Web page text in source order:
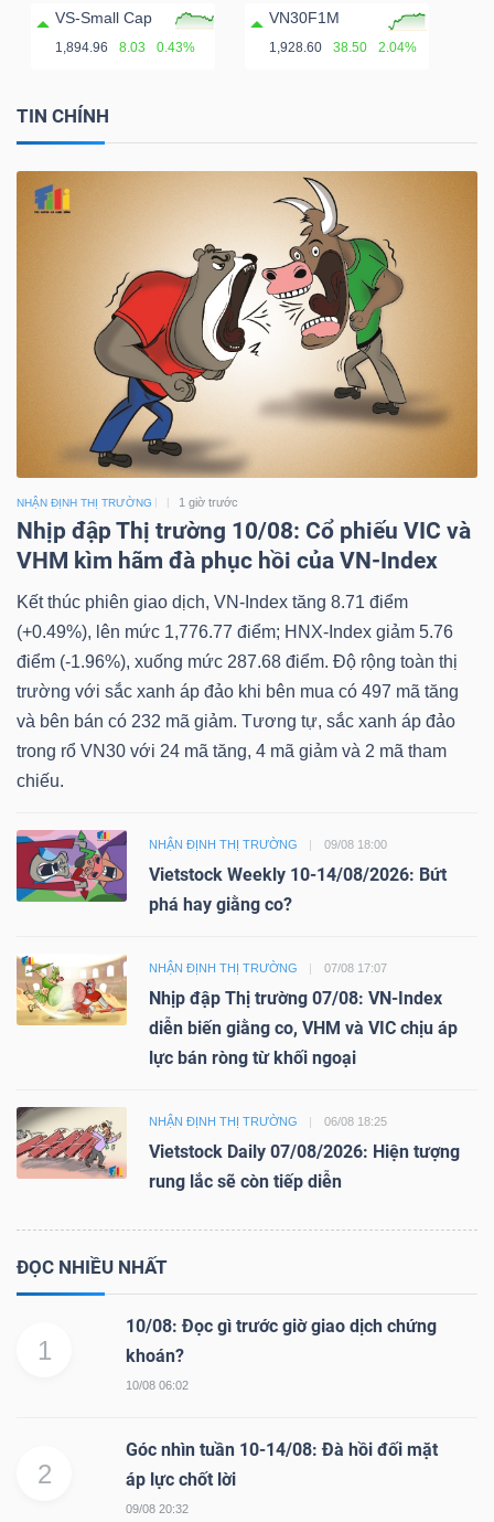
VS-Small Cap
1,894.96 8.03 0.43%
VN30F1M
1,928.60 38.50 2.04%
TIN CHÍNH
NHẬN ĐỊNH THỊ TRƯỜNG 1 giờ trước
Nhịp đập Thị trường 10/08: Cổ phiếu VIC và
VHM kìm hãm đà phục hồi của VN-Index
Kết thúc phiên giao dịch, VN-Index tăng 8.71 điểm
(+0.49%), lên mức 1,776.77 điểm; HNX-Index giảm 5.76
điểm (-1.96%), xuống mức 287.68 điểm. Độ rộng toàn thị
trường với sắc xanh áp đảo khi bên mua có 497 mã tăng
và bên bán có 232 mã giảm. Tương tự, sắc xanh áp đảo
trong rổ VN30 với 24 mã tăng, 4 mã giảm và 2 mã tham
chiếu.
NHẬN ĐỊNH THỊ TRƯỜNG 09/08 18:00
Vietstock Weekly 10-14/08/2026: Bứt
phá hay giằng co?
NHẬN ĐỊNH THỊ TRƯỜNG 07/08 17:07
Nhịp đập Thị trường 07/08: VN-Index
diễn biến giằng co, VHM và VIC chịu áp
lực bán ròng từ khối ngoại
NHẬN ĐỊNH THỊ TRƯỜNG 06/08 18:25
Vietstock Daily 07/08/2026: Hiện tượng
rung lắc sẽ còn tiếp diễn
ĐỌC NHIỀU NHẤT
1
10/08: Đọc gì trước giờ giao dịch chứng
khoán?
10/08 06:02
2
Góc nhìn tuần 10-14/08: Đà hồi đối mặt
áp lực chốt lời
09/08 20:32